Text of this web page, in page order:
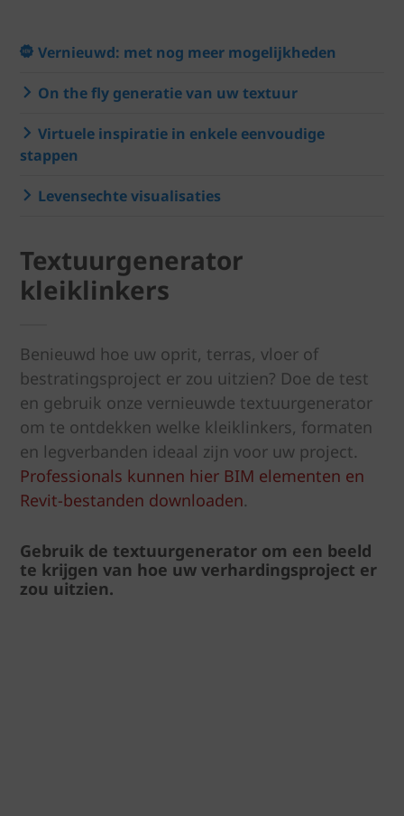
Vernieuwd: met nog meer mogelijkheden
On the fly generatie van uw textuur
Virtuele inspiratie in enkele eenvoudige
stappen
Levensechte visualisaties
Textuurgenerator
kleiklinkers
Benieuwd hoe uw oprit, terras, vloer of
bestratingsproject er zou uitzien? Doe de test
en gebruik onze vernieuwde textuurgenerator
om te ontdekken welke kleiklinkers, formaten
en legverbanden ideaal zijn voor uw project.
Professionals kunnen hier BIM elementen en
Revit-bestanden downloaden.
Gebruik de textuurgenerator om een beeld
te krijgen van hoe uw verhardingsproject er
zou uitzien.